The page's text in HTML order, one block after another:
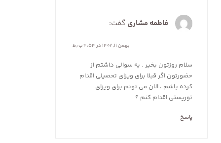
فاطمه مشاری گفت:
بهمن ۱۱, ۱۴۰۲ در ۴:۵۴ ب٫ظ
سلام روزتون بخیر . یه سوالی داشتم از
حضورتون اگر قبلا برای ویزای تحصیلی اقدام
کرده باشم ، الان می تونم برای ویزای
توریستی اقدام کنم ؟
پاسخ